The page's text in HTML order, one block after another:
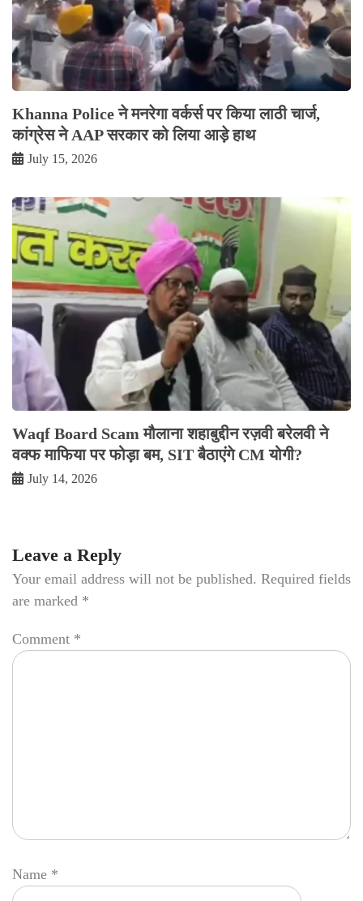
Khanna Police ने मनरेगा वर्कर्स पर किया लाठी चार्ज,
कांग्रेस ने AAP सरकार को लिया आड़े हाथ
July 15, 2026
Waqf Board Scam मौलाना शहाबुद्दीन रज़वी बरेलवी ने
वक्फ माफिया पर फोड़ा बम, SIT बैठाएंगे CM योगी?
July 14, 2026
Leave a Reply
Your email address will not be published. Required fields
are marked *
Comment *
Name *